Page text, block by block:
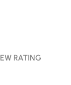
RATING